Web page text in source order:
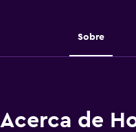
Sobre
Acerca de